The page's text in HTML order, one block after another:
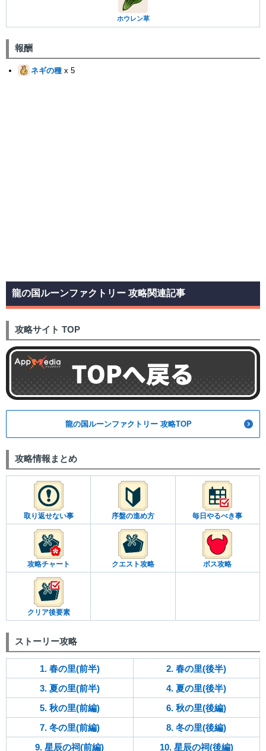
ホウレン草
報酬
ネギの種 x 5
龍の国ルーンファクトリー 攻略関連記事
攻略サイト TOP
龍の国ルーンファクトリー 攻略TOP
攻略情報まとめ
取り返せない事 序盤の進め方 毎日やるべき事
攻略チャート クエスト攻略 ボス攻略
クリア後要素
ストーリー攻略
1. 春の里(前半)
2. 春の里(後半)
3. 夏の里(前半)
4. 夏の里(後半)
5. 秋の里(前編)
6. 秋の里(後編)
7. 冬の里(前編)
8. 冬の里(後編)
9. 星辰の祠(前編)
10. 星辰の祠(後編)